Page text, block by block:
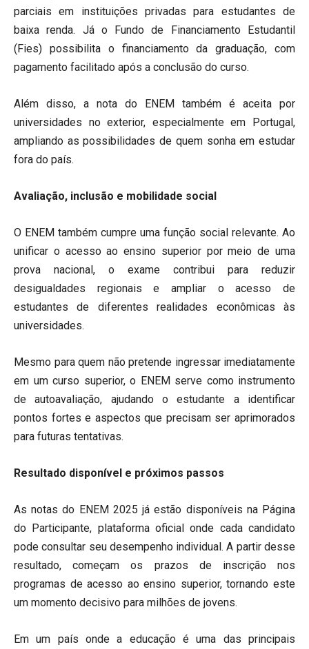
parciais em instituições privadas para estudantes de
baixa renda. Já o Fundo de Financiamento Estudantil
(Fies) possibilita o financiamento da graduação, com
pagamento facilitado após a conclusão do curso.
Além disso, a nota do ENEM também é aceita por
universidades no exterior, especialmente em Portugal,
ampliando as possibilidades de quem sonha em estudar
fora do país.
Avaliação, inclusão e mobilidade social
O ENEM também cumpre uma função social relevante. Ao
unificar o acesso ao ensino superior por meio de uma
prova nacional, o exame contribui para reduzir
desigualdades regionais e ampliar o acesso de
estudantes de diferentes realidades econômicas às
universidades.
Mesmo para quem não pretende ingressar imediatamente
em um curso superior, o ENEM serve como instrumento
de autoavaliação, ajudando o estudante a identificar
pontos fortes e aspectos que precisam ser aprimorados
para futuras tentativas.
Resultado disponível e próximos passos
As notas do ENEM 2025 já estão disponíveis na Página
do Participante, plataforma oficial onde cada candidato
pode consultar seu desempenho individual. A partir desse
resultado, começam os prazos de inscrição nos
programas de acesso ao ensino superior, tornando este
um momento decisivo para milhões de jovens.
Em um país onde a educação é uma das principais